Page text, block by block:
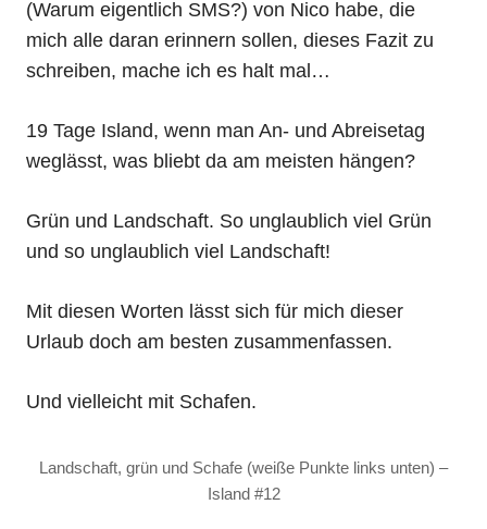
(Warum eigentlich SMS?) von Nico habe, die
mich alle daran erinnern sollen, dieses Fazit zu
schreiben, mache ich es halt mal…
19 Tage Island, wenn man An- und Abreisetag
weglässt, was bliebt da am meisten hängen?
Grün und Landschaft. So unglaublich viel Grün
und so unglaublich viel Landschaft!
Mit diesen Worten lässt sich für mich dieser
Urlaub doch am besten zusammenfassen.
Und vielleicht mit Schafen.
Landschaft, grün und Schafe (weiße Punkte links unten) –
Island #12